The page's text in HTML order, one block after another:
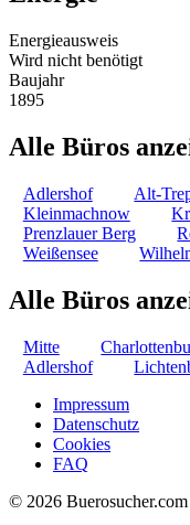
Energieausweis
Wird nicht benötigt
Baujahr
1895
Alle Büros
Adlershof Alt-
Kleinmachnow
Prenzlauer Berg
Weißensee
Alle Büros
Mitte
Adlershof
Impressum
Datenschutz
Cookies
FAQ
© 2026 Buerosucher.com